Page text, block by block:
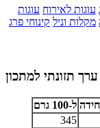
עוגות לאירוח עוגות
מקלות וניל קינוחי פרג
ערך תזונתי למתכון
ל-100 גרם
345